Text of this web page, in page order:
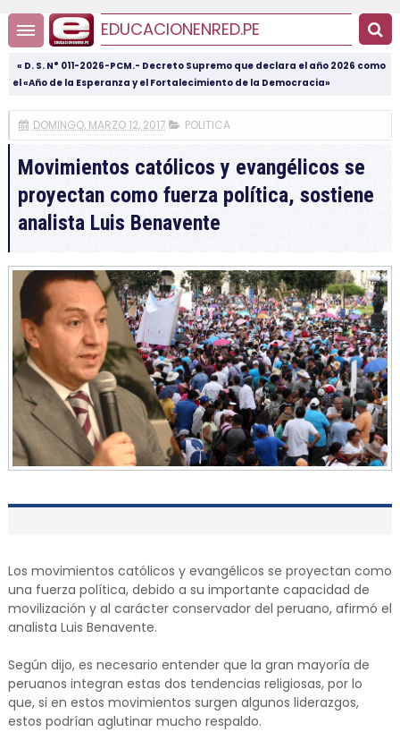
EDUCACIONENRED.PE
« D. S. N° 011-2026-PCM.- Decreto Supremo que declara el año 2026 como
el «Año de la Esperanza y el Fortalecimiento de la Democracia»
DOMINGO, MARZO 12, 2017 POLITICA
Movimientos católicos y evangélicos se
proyectan como fuerza política, sostiene
analista Luis Benavente
Los movimientos católicos y evangélicos se proyectan como
una fuerza política, debido a su importante capacidad de
movilización y al carácter conservador del peruano, afirmó el
analista Luis Benavente.
Según dijo, es necesario entender que la gran mayoría de
peruanos integran estas dos tendencias religiosas, por lo
que, si en estos movimientos surgen algunos liderazgos,
estos podrían aglutinar mucho respaldo.